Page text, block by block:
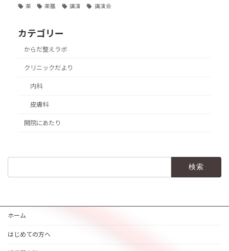
薬 薬膳 講演 講演会
カテゴリー
からだ整えラボ
クリニックだより
内科
皮膚科
開院にあたり
ホーム
はじめての方へ